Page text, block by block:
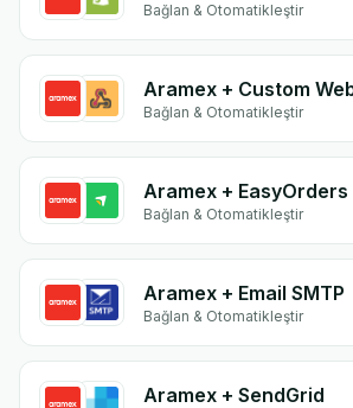
Bağlan & Otomatikleştir
Aramex + Custom
Bağlan & Otomatikleştir
Aramex + EasyOrders
Bağlan & Otomatikleştir
Aramex + Email SMTP
Bağlan & Otomatikleştir
Aramex + SendGrid